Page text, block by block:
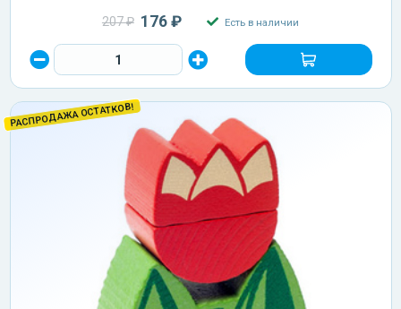
207 ₽ 176 ₽ Есть в наличии
РАСПРОДАЖА ОСТАТКОВ!